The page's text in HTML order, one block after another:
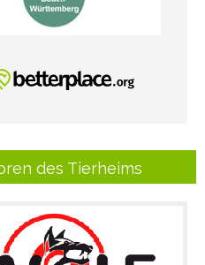
des Tierheims